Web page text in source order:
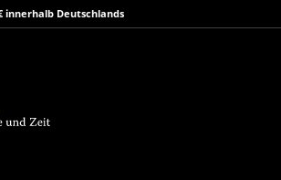
innerhalb Deutschlands